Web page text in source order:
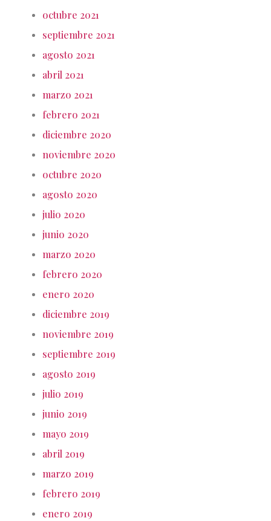
octubre 2021
septiembre 2021
agosto 2021
abril 2021
marzo 2021
febrero 2021
diciembre 2020
noviembre 2020
octubre 2020
agosto 2020
julio 2020
junio 2020
marzo 2020
febrero 2020
enero 2020
diciembre 2019
noviembre 2019
septiembre 2019
agosto 2019
julio 2019
junio 2019
mayo 2019
abril 2019
marzo 2019
febrero 2019
enero 2019